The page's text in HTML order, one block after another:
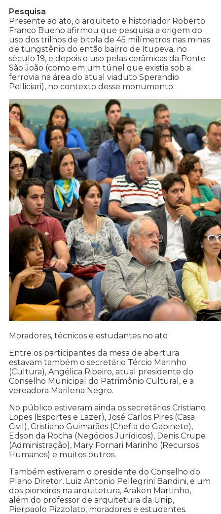
Pesquisa
Presente ao ato, o arquiteto e historiador Roberto
Franco Bueno afirmou que pesquisa a origem do
uso dos trilhos de bitola de 45 milímetros nas minas
de tungstênio do então bairro de Itupeva, no
século 19, e depois o uso pelas cerâmicas da Ponte
São João (como em um túnel que existia sob a
ferrovia na área do atual viaduto Sperandio
Pelliciari), no contexto desse monumento.
Moradores, técnicos e estudantes no ato
Entre os participantes da mesa de abertura
estavam também o secretário Tércio Marinho
(Cultura), Angélica Ribeiro, atual presidente do
Conselho Municipal do Patrimônio Cultural, e a
vereadora Marilena Negro.
No público estiveram ainda os secretários Cristiano
Lopes (Esportes e Lazer), José Carlos Pires (Casa
Civil), Cristiano Guimarães (Chefia de Gabinete),
Edson da Rocha (Negócios Jurídicos), Denis Crupe
(Administração), Mary Fornari Marinho (Recursos
Humanos) e muitos outros.
Também estiveram o presidente do Conselho do
Plano Diretor, Luiz Antonio Pellegrini Bandini, e um
dos pioneiros na arquitetura, Araken Martinho,
além do professor de arquitetura da Unip,
Pierpaolo Pizzolato, moradores e estudantes.